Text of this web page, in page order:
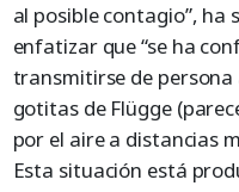
al posible contagio”, ha
enfatizar que “se ha
transmitirse de
gotitas de Flügge
por el aire a distancias
Esta situación está